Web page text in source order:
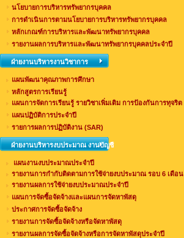
นโยบายการบริหารทรัพยากรบุคคล
การดำเนินการตามนโยบายการบริหารทรัพยากรบุคคล
หลักเกณฑ์การบริหารและพัฒนาทรัพยากรบุคคล
รายงานผลการบริหารและพัฒนาทรัพยากรบุคคลประจำปี
ฝ่ายงานบริหารงานวิชาการ
แผนพัฒนาคุณภาพการศึกษา
หลักสูตรการเรียนรู้
แผนการจัดการเรียนรู้ รายวิชาเพิ่มเติม การป้องกันการทุจริต
แผนปฏิบัติการประจำปี
รายการผลการปฏิบัติงาน (SAR)
ฝ่ายงานบริหารงบประมาณ งานบัญชี
แผนงานงบประมาณประจำปี
รายงานการกำกับติดตามการใช้จ่ายงบประมาณ รอบ 6 เดือน
รายงานผลการใช้จ่ายงบประมาณประจำปี
แผนการจัดซื้อจัดจ้างและแผนการจัดหาพัสดุ
ประกาศการจัดซื้อจัดจ้าง
รายงานการจัดซื้อจัดจ้างหรือจัดหาพัสดุ
รายงานผลการจัดซื้อจัดจ้างหรือการจัดหาพัสดุประจำปี